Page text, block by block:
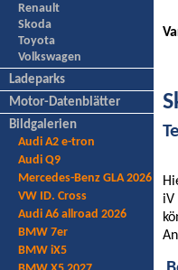
Renault
Skoda
Toyota
Volkswagen
Ladeparks
Motor-Datenblätter
Bildgalerien
Audi A2 e-tron
Audi Q9
Mercedes-Benz GLA 2026
VW ID. Cross
Audi A6 allroad 2026
BMW 7er
BMW iX5
iV